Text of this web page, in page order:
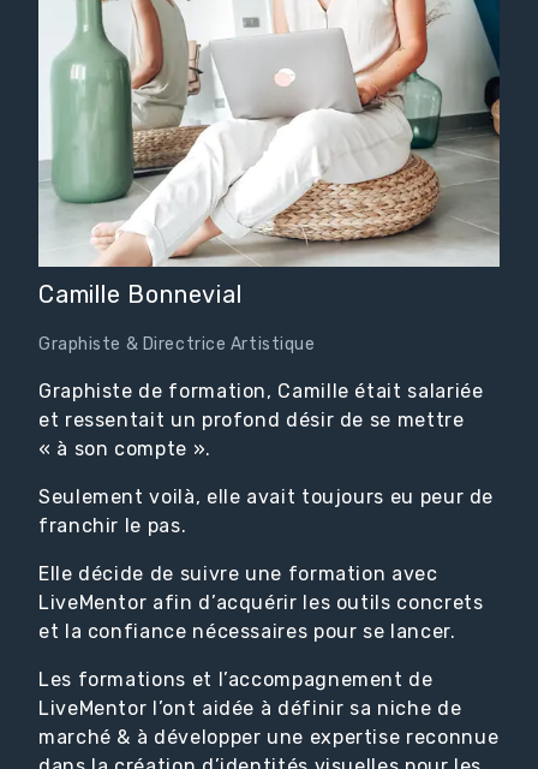
Camille Bonnevial
Graphiste & Directrice Artistique
Graphiste de formation, Camille était salariée
et ressentait un profond désir de se mettre
« à son compte ».
Seulement voilà, elle avait toujours eu peur de
franchir le pas.
Elle décide de suivre une formation avec
LiveMentor afin d’acquérir les outils concrets
et la confiance nécessaires pour se lancer.
Les formations et l’accompagnement de
LiveMentor l’ont aidée à définir sa niche de
marché & à développer une expertise reconnue